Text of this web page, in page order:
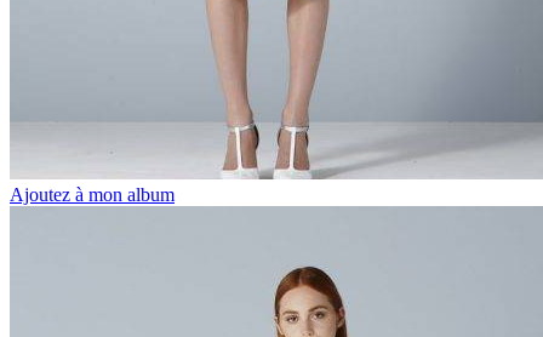
Ajoutez à mon album